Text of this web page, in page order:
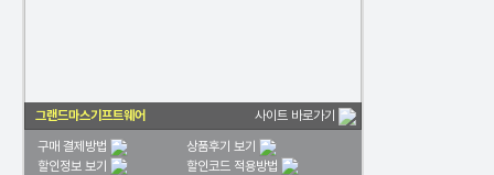
그랜드마스기프트웨어 사이트 바로가기
구매 결제방법
상품후기 보기
할인정보 보기
할인코드 적용방법